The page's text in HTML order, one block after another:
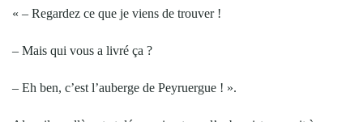
« – Regardez ce que je viens de trouver !
– Mais qui vous a livré ça ?
– Eh ben, c’est l’auberge de Peyruergue ! ».